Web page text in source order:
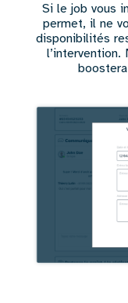
Si le job vous
permet, il ne
disponibilités
l’intervention.